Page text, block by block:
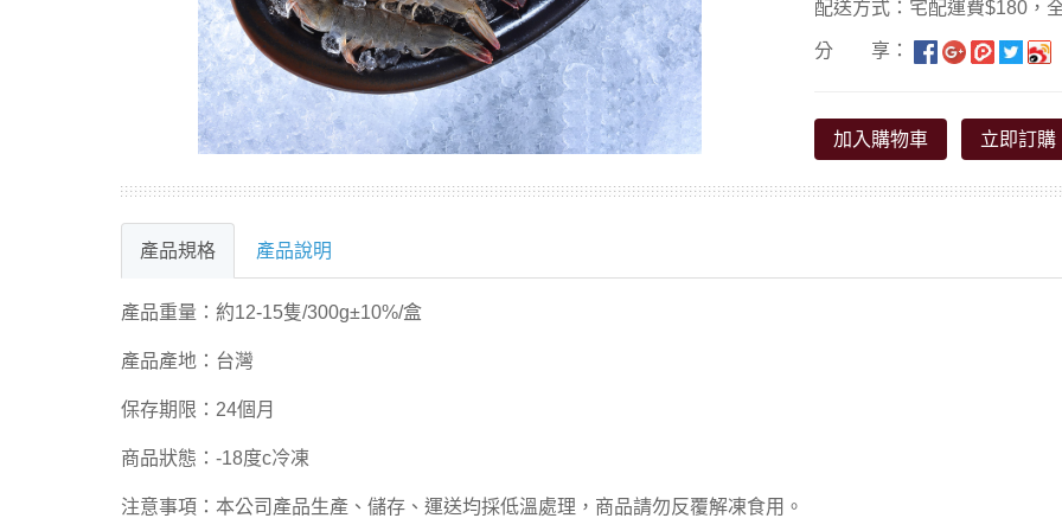
配送方式：宅配運費$180，
分 享：
加入購物車 立即訂購
產品規格 產品說明